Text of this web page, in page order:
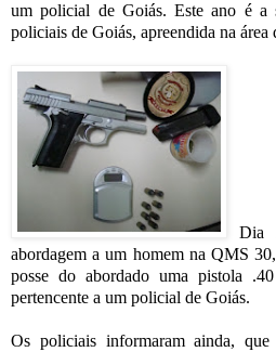
um policial de Goiás. Este ano é a
policiais de Goiás, apreendida na área
Dia
abordagem a um homem na QMS
posse do abordado uma pistola
pertencente a um policial de Goiás.
Os policiais informaram ainda,